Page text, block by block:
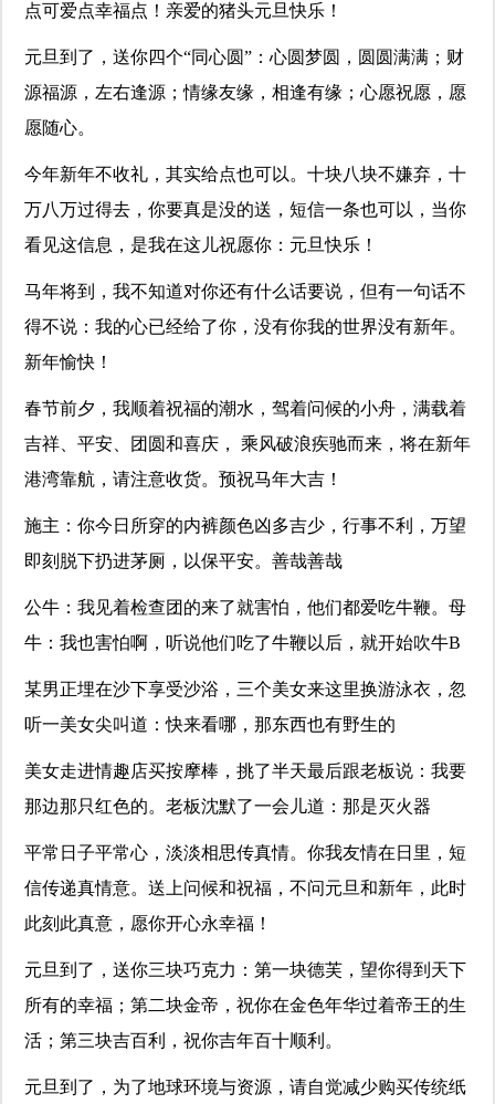
点可爱点幸福点！亲爱的猪头元旦快乐！
元旦到了，送你四个“同心圆”：心圆梦圆，圆圆满满；财
源福源，左右逢源；情缘友缘，相逢有缘；心愿祝愿，愿
愿随心。
今年新年不收礼，其实给点也可以。十块八块不嫌弃，十
万八万过得去，你要真是没的送，短信一条也可以，当你
看见这信息，是我在这儿祝愿你：元旦快乐！
马年将到，我不知道对你还有什么话要说，但有一句话不
得不说：我的心已经给了你，没有你我的世界没有新年。
新年愉快！
春节前夕，我顺着祝福的潮水，驾着问候的小舟，满载着
吉祥、平安、团圆和喜庆， 乘风破浪疾驰而来，将在新年
港湾靠航，请注意收货。预祝马年大吉！
施主：你今日所穿的内裤颜色凶多吉少，行事不利，万望
即刻脱下扔进茅厕，以保平安。善哉善哉
公牛：我见着检查团的来了就害怕，他们都爱吃牛鞭。母
牛：我也害怕啊，听说他们吃了牛鞭以后，就开始吹牛B
某男正埋在沙下享受沙浴，三个美女来这里换游泳衣，忽
听一美女尖叫道：快来看哪，那东西也有野生的
美女走进情趣店买按摩棒，挑了半天最后跟老板说：我要
那边那只红色的。老板沈默了一会儿道：那是灭火器
平常日子平常心，淡淡相思传真情。你我友情在日里，短
信传递真情意。送上问候和祝福，不问元旦和新年，此时
此刻此真意，愿你开心永幸福！
元旦到了，送你三块巧克力：第一块德芙，望你得到天下
所有的幸福；第二块金帝，祝你在金色年华过着帝王的生
活；第三块吉百利，祝你吉年百十顺利。
元旦到了，为了地球环境与资源，请自觉减少购买传统纸